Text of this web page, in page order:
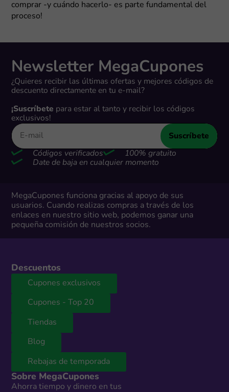
comprar -y cuándo hacerlo- es parte fundamental del
proceso!
Newsletter MegaCupones
¿Quieres recibir las últimas ofertas y mejores códigos de
descuento directamente en tu e-mail?
¡Suscríbete para estar al tanto y recibir los códigos
exclusivos!
Suscríbete
Códigos verificados
100% gratuito
Date de baja en cualquier momento
MegaCupones funciona gracias al apoyo de sus
usuarios. Cuando realizas compras a través de los
enlaces en nuestro sitio web, podemos ganar una
pequeña comisión de nuestros socios.
Descuentos
Cupones exclusivos
Cupones - Top 20
Tiendas
Blog
Rebajas de temporada
Sobre MegaCupones
Ahorra tiempo y dinero en tus